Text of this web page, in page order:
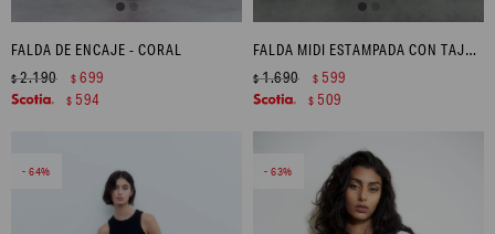
FALDA DE ENCAJE - CORAL
$2.190 $ 699
$ 594
FALDA MIDI ESTAMPADA CON TAJO FRONTAL - MULTICOLOR
$1.690 $ 599
$ 509
64 63